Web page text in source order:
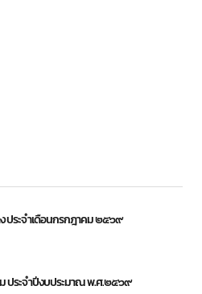
ประจำเดือนกรกฎาคม ๒๕๖๙
ม ประจำปีงบประมาณ พ.ศ.๒๕๖๙